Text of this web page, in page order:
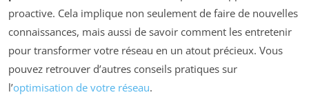
proactive. Cela implique non seulement de faire de nouvelles
connaissances, mais aussi de savoir comment les entretenir
pour transformer votre réseau en un atout précieux. Vous
pouvez retrouver d’autres conseils pratiques sur
l’optimisation de votre réseau.